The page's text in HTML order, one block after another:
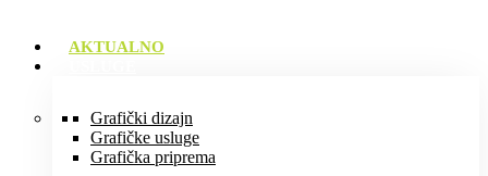
AKTUALNO
Grafički dizajn
Grafičke usluge
Grafička priprema